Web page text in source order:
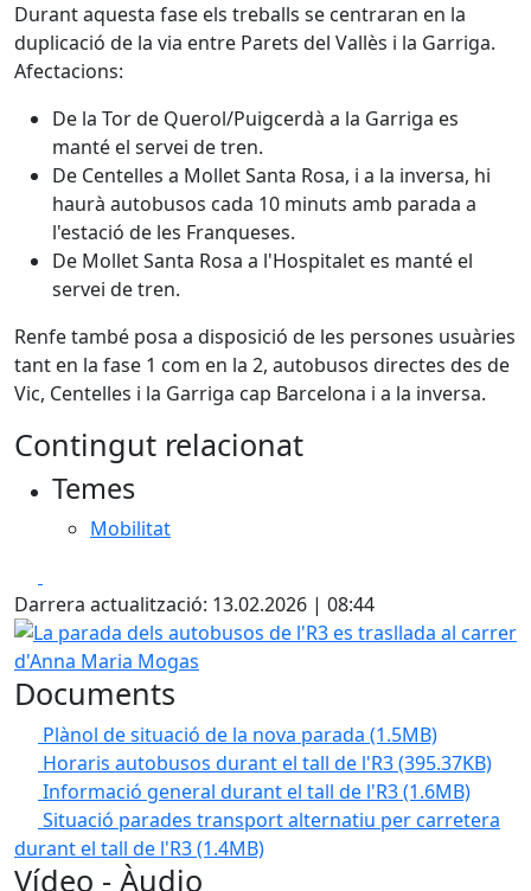
Durant aquesta fase els treballs se centraran en la
duplicació de la via entre Parets del Vallès i la Garriga.
Afectacions:
De la Tor de Querol/Puigcerdà a la Garriga es
manté el servei de tren.
De Centelles a Mollet Santa Rosa, i a la inversa, hi
haurà autobusos cada 10 minuts amb parada a
l'estació de les Franqueses.
De Mollet Santa Rosa a l'Hospitalet es manté el
servei de tren.
Renfe també posa a disposició de les persones usuàries
tant en la fase 1 com en la 2, autobusos directes des de
Vic, Centelles i la Garriga cap Barcelona i a la inversa.
Contingut relacionat
Temes
Mobilitat
Darrera actualització: 13.02.2026 | 08:44
La parada dels autobusos de l'R3 es trasllada al carrer
Documents
Plànol de situació de la nova parada (1.5MB)
Horaris autobusos durant el tall de l'R3(395.37KB)
Informació general durant el tall de l'R3(1.6MB)
Situació parades transport alternatiu per carretera
durant el tall de l'R3(1.4MB)
Vídeo - Àudio